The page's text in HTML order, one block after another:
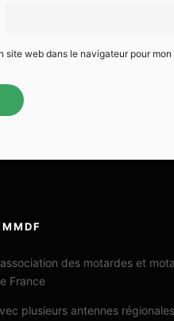
site web dans le navigateur pour
des motardes et
France
plusieurs antennes régionales